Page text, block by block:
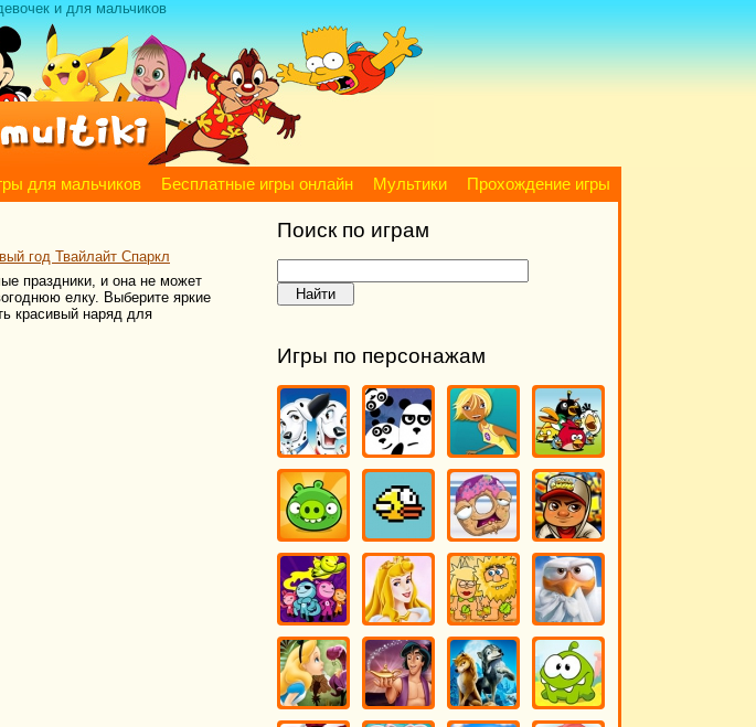
и для мальчиков
для мальчиков Бесплатные игры онлайн Мультики Прохождение игры
год Твайлайт Спаркл
праздники, и она не может
елку. Выберите яркие
красивый наряд для
Поиск по играм
Игры по персонажам